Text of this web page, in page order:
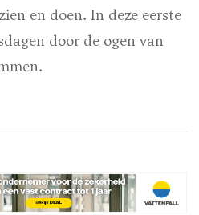
en doen. In deze eerste
door de ogen van